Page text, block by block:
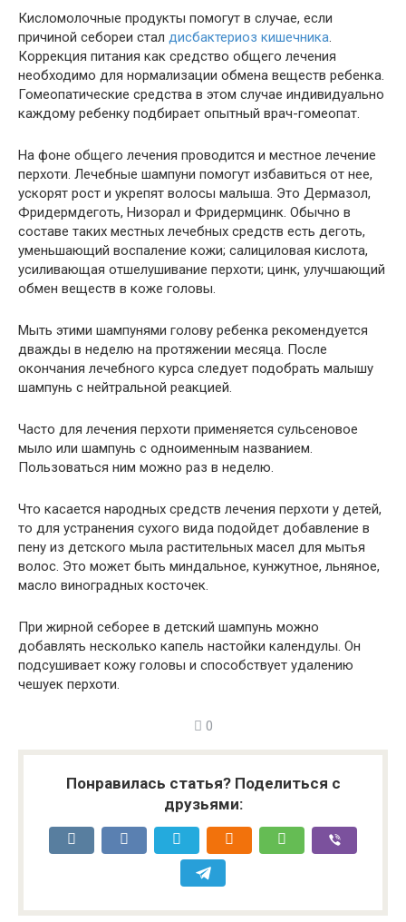
Кисломолочные продукты помогут в случае, если
причиной себореи стал дисбактериоз кишечника.
Коррекция питания как средство общего лечения
необходимо для нормализации обмена веществ ребенка.
Гомеопатические средства в этом случае индивидуально
каждому ребенку подбирает опытный врач-гомеопат.
На фоне общего лечения проводится и местное лечение
перхоти. Лечебные шампуни помогут избавиться от нее,
ускорят рост и укрепят волосы малыша. Это Дермазол,
Фридермдеготь, Низорал и Фридермцинк. Обычно в
составе таких местных лечебных средств есть деготь,
уменьшающий воспаление кожи; салициловая кислота,
усиливающая отшелушивание перхоти; цинк, улучшающий
обмен веществ в коже головы.
Мыть этими шампунями голову ребенка рекомендуется
дважды в неделю на протяжении месяца. После
окончания лечебного курса следует подобрать малышу
шампунь с нейтральной реакцией.
Часто для лечения перхоти применяется сульсеновое
мыло или шампунь с одноименным названием.
Пользоваться ним можно раз в неделю.
Что касается народных средств лечения перхоти у детей,
то для устранения сухого вида подойдет добавление в
пену из детского мыла растительных масел для мытья
волос. Это может быть миндальное, кунжутное, льняное,
масло виноградных косточек.
При жирной себорее в детский шампунь можно
добавлять несколько капель настойки календулы. Он
подсушивает кожу головы и способствует удалению
чешуек перхоти.
0
Понравилась статья? Поделиться с
друзьями: